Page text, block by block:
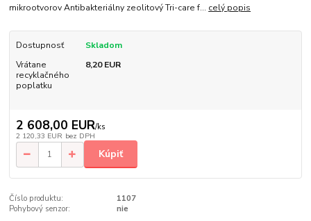
mikrootvorov Antibakteriálny zeolitový Tri-care f... celý popis
Dostupnosť
Skladom
Vrátane
recyklačného
poplatku
8,20 EUR
2 608,00 EUR/ks
2 120,33 EUR bez DPH
Kúpiť
Číslo produktu:
1107
Pohybový senzor:
nie